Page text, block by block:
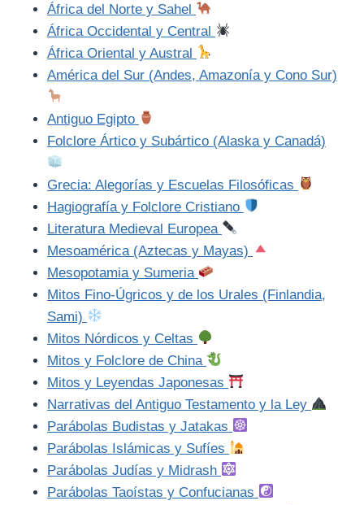
África del Norte y Sahel
África Occidental y Central
África Oriental y Austral
América del Sur (Andes, Amazonía y Cono Sur)
Antiguo Egipto
Folclore Ártico y Subártico (Alaska y Canadá)
Grecia: Alegorías y Escuelas Filosóficas
Hagiografía y Folclore Cristiano
Literatura Medieval Europea
Mesoamérica (Aztecas y Mayas)
Mesopotamia y Sumeria
Mitos Fino-Úgricos y de los Urales (Finlandia,
Sami)
Mitos Nórdicos y Celtas
Mitos y Folclore de China
Mitos y Leyendas Japonesas
Narrativas del Antiguo Testamento y la Ley
Parábolas Budistas y Jatakas
Parábolas Islámicas y Sufíes
Parábolas Judías y Midrash
Parábolas Taoístas y Confucianas